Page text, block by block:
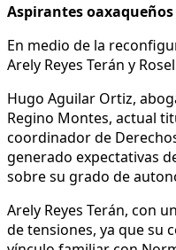
Aspirantes
En medio de la
Arely Reyes Terán y
Hugo Aguilar Ortiz,
Regino Montes, actual
coordinador de
generado expectativas
sobre su grado de
Arely Reyes Terán, con
de tensiones, ya que su